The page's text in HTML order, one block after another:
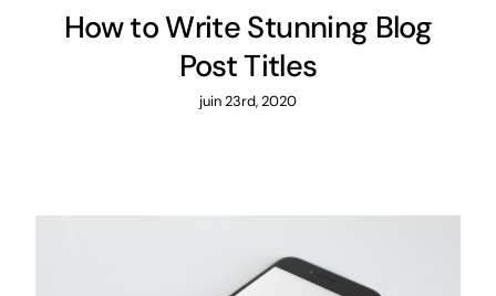
How to Write Stunning Blog
Post Titles
juin 23rd, 2020